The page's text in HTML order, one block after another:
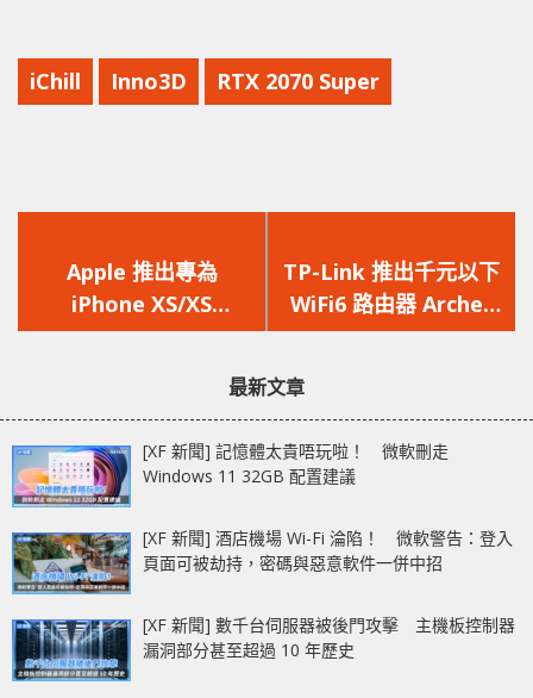
iChill Inno3D RTX 2070 Super
一
篇
文
Apple 推出專為
iPhone XS/XS
Max/XR 的智能電池手
一
篇
文
TP-Link 推出千元以下
WiFi6 路由器 Archer
AX20
最新文章
[XF 新聞] 記憶體太貴唔玩啦！ 微軟刪走
Windows 11 32GB 配置建議
[XF 新聞] 酒店機場 Wi-Fi 淪陷！ 微軟警告：登入
頁面可被劫持，密碼與惡意軟件一併中招
[XF 新聞] 數千台伺服器被後門攻擊 主機板控制器
漏洞部分甚至超過 10 年歷史